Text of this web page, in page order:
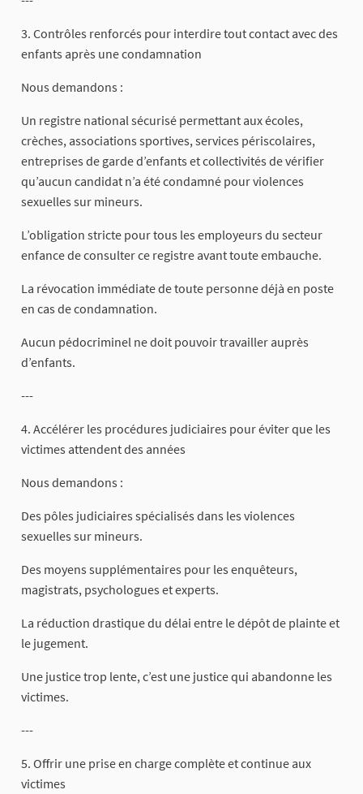
3. Contrôles renforcés pour interdire tout contact avec des
enfants après une condamnation
Nous demandons :
Un registre national sécurisé permettant aux écoles,
crèches, associations sportives, services périscolaires,
entreprises de garde d’enfants et collectivités de vérifier
qu’aucun candidat n’a été condamné pour violences
sexuelles sur mineurs.
L’obligation stricte pour tous les employeurs du secteur
enfance de consulter ce registre avant toute embauche.
La révocation immédiate de toute personne déjà en poste
en cas de condamnation.
Aucun pédocriminel ne doit pouvoir travailler auprès
d’enfants.
---
4. Accélérer les procédures judiciaires pour éviter que les
victimes attendent des années
Nous demandons :
Des pôles judiciaires spécialisés dans les violences
sexuelles sur mineurs.
Des moyens supplémentaires pour les enquêteurs,
magistrats, psychologues et experts.
La réduction drastique du délai entre le dépôt de plainte et
le jugement.
Une justice trop lente, c’est une justice qui abandonne les
victimes.
---
5. Offrir une prise en charge complète et continue aux
victimes